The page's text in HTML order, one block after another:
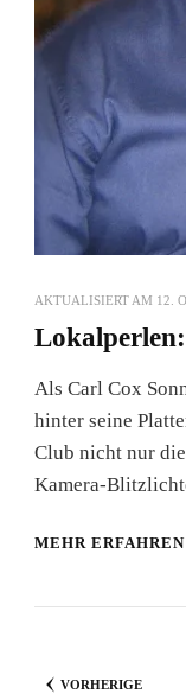
AKTUALISIERT AM 12.
Als Carl Cox
hinter seine
Club nicht nur
Kamera-
MEHR ERFAHREN
VORHERIGE